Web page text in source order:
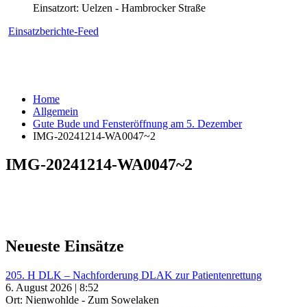
Einsatzort: Uelzen - Hambrocker Straße
Einsatzberichte-Feed
Home
Allgemein
Gute Bude und Fensteröffnung am 5. Dezember
IMG-20241214-WA0047~2
IMG-20241214-WA0047~2
Neueste Einsätze
205. H DLK – Nachforderung DLAK zur Patientenrettung
6. August 2026 | 8:52
Ort: Nienwohlde - Zum Sowelaken